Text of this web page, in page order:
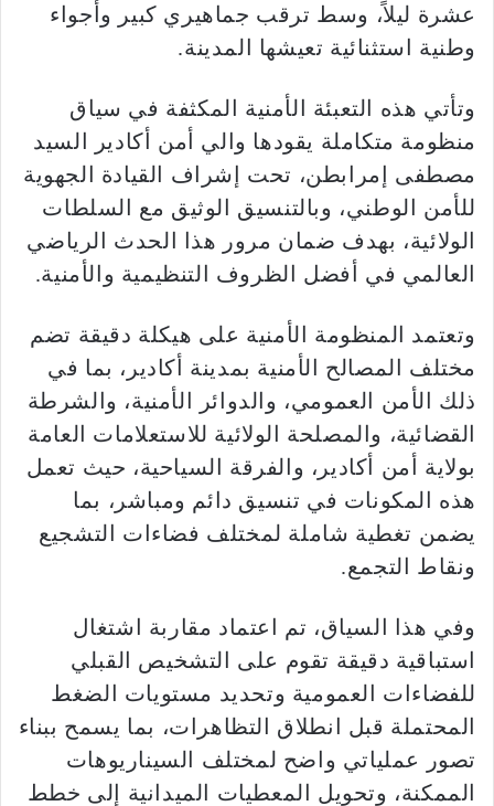
عشرة ليلاً، وسط ترقب جماهيري كبير وأجواء
وطنية استثنائية تعيشها المدينة.
وتأتي هذه التعبئة الأمنية المكثفة في سياق
منظومة متكاملة يقودها والي أمن أكادير السيد
مصطفى إمرابطن، تحت إشراف القيادة الجهوية
للأمن الوطني، وبالتنسيق الوثيق مع السلطات
الولائية، بهدف ضمان مرور هذا الحدث الرياضي
العالمي في أفضل الظروف التنظيمية والأمنية.
وتعتمد المنظومة الأمنية على هيكلة دقيقة تضم
مختلف المصالح الأمنية بمدينة أكادير، بما في
ذلك الأمن العمومي، والدوائر الأمنية، والشرطة
القضائية، والمصلحة الولائية للاستعلامات العامة
بولاية أمن أكادير، والفرقة السياحية، حيث تعمل
هذه المكونات في تنسيق دائم ومباشر، بما
يضمن تغطية شاملة لمختلف فضاءات التشجيع
ونقاط التجمع.
وفي هذا السياق، تم اعتماد مقاربة اشتغال
استباقية دقيقة تقوم على التشخيص القبلي
للفضاءات العمومية وتحديد مستويات الضغط
المحتملة قبل انطلاق التظاهرات، بما يسمح ببناء
تصور عملياتي واضح لمختلف السيناريوهات
الممكنة، وتحويل المعطيات الميدانية إلى خطط